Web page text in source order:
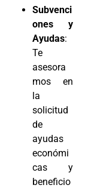
Subvenci
ones y
Ayudas:
Te
asesora
mos en
la
solicitud
de
ayudas
económi
cas y
beneficio